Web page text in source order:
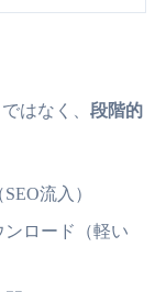
はなく、 段階的
流入）
ンロード（軽い